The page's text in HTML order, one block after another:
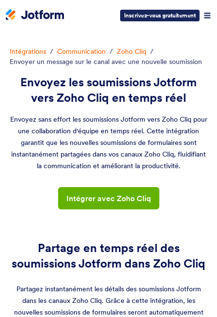
Inscrivez-vous gratuitement
Intégrations / Communication / Zoho Cliq /
Envoyer un message sur le canal avec une nouvelle soumission
Envoyez les soumissions Jotform
vers Zoho Cliq en temps réel
Envoyez sans effort les soumissions Jotform vers Zoho Cliq pour
une collaboration d'équipe en temps réel. Cette intégration
garantit que les nouvelles soumissions de formulaires sont
instantanément partagées dans vos canaux Zoho Cliq, fluidifiant
la communication et améliorant la productivité.
Intégrer avec Zoho Cliq
Partage en temps réel des
soumissions Jotform dans Zoho Cliq
Partagez instantanément les détails des soumissions Jotform
dans les canaux Zoho Cliq. Grâce à cette intégration, les
nouvelles soumissions de formulaires seront automatiquement